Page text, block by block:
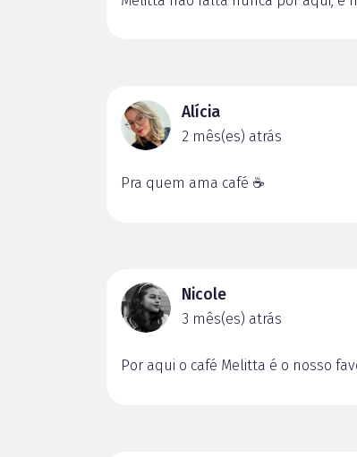
Alícia
2 mês(es) atrás
Pra quem ama café ☕️
Nicole
3 mês(es) atrás
Por aqui o café Melitta é o nosso